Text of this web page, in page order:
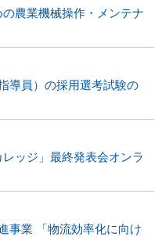
農業機械操作・メンテナ
導員）の採用選考試験の
ッジ」最終発表会オンラ
事業 「物流効率化に向け